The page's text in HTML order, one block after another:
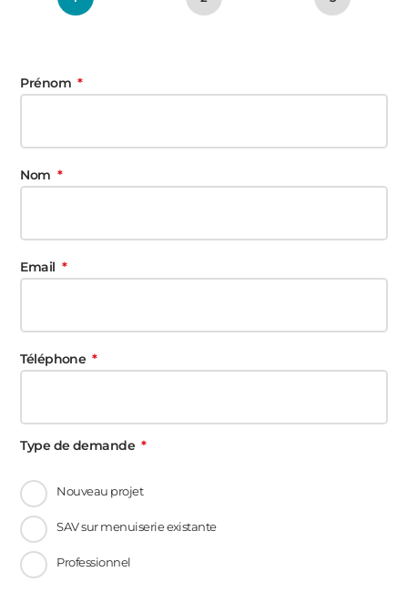
Prénom
Nom
Email
Téléphone
Type de demande
Nouveau projet
SAV sur menuiserie existante
Professionnel